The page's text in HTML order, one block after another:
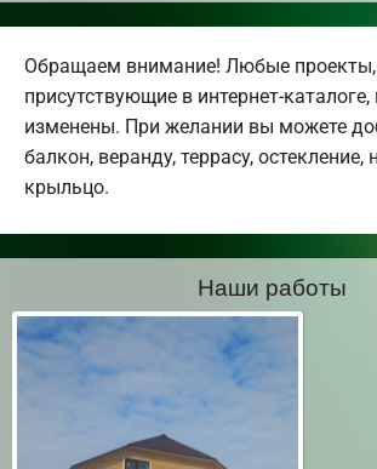
Обращаем внимание! Любые проекты,
присутствующие в интернет-
изменены. При желании вы можете
балкон, веранду, террасу, остекление,
крыльцо.
Наши работы